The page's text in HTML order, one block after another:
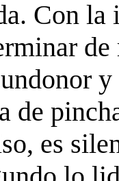
Con
de
y
de
es